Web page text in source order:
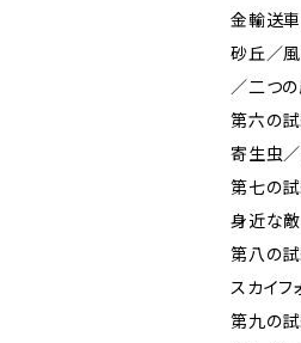
金輸送
砂丘／
／二つの
第六の
寄生虫
第七の
身近な敵
第八の
スカイ
第九の